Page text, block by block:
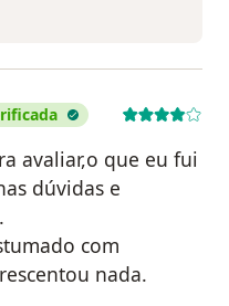
avaliar,o que eu fui
dúvidas e
com
nada.